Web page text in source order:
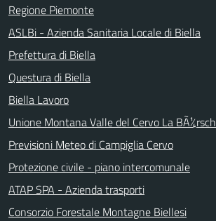
Regione Piemonte
ASLBi - Azienda Sanitaria Locale di Biella
Prefettura di Biella
Questura di Biella
Biella Lavoro
Unione Montana Valle del Cervo La BÃ¼rsch
Previsioni Meteo di Campiglia Cervo
Protezione civile - piano intercomunale
ATAP SPA - Azienda trasporti
Consorzio Forestale Montagne Biellesi